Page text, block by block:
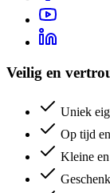
Veilig en
Uniek
Op tijd
Kleine